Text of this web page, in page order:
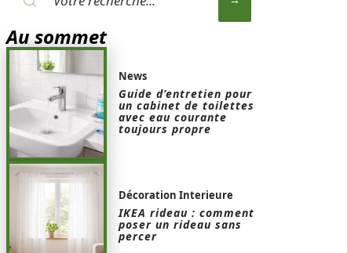
Au sommet
News
Guide d’entretien pour
un cabinet de toilettes
avec eau courante
toujours propre
Décoration Interieure
IKEA rideau : comment
poser un rideau sans
percer